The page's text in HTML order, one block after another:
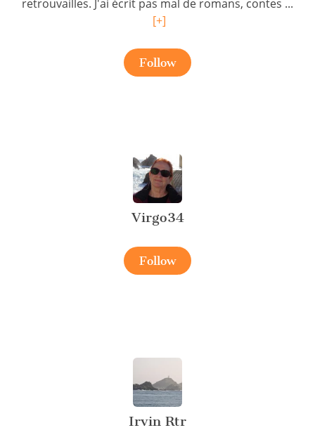
retrouvailles. J'ai écrit pas mal de romans, contes ...
[+]
Follow
Virgo34
Follow
Irvin Rtr